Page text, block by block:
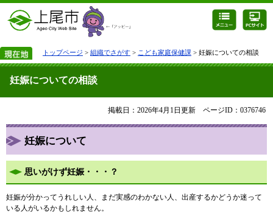
トップページ > 組織でさがす > こども家庭保健課 > 妊娠についての相談
妊娠についての相談
掲載日：2026年4月1日更新 ページID：0376746
妊娠について
思いがけず妊娠・・・？
妊娠が分かってうれしい人、まだ実感のわかない人、出産するかどうか迷って
いる人がいるかもしれません。